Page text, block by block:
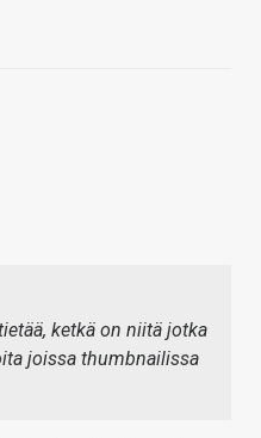
ketkä on niitä jotka
joissa thumbnailissa